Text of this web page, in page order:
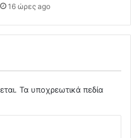
16 ώρες ago
Τα υποχρεωτικά πεδία